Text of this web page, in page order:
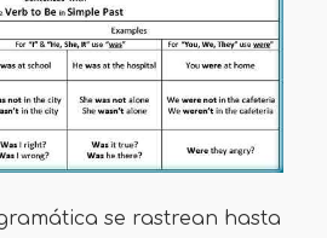
se rastrean hasta